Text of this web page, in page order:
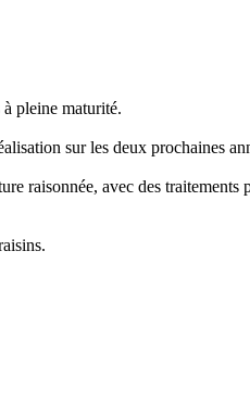
pleine maturité.
sur les deux prochaines
raisonnée, avec des traitements